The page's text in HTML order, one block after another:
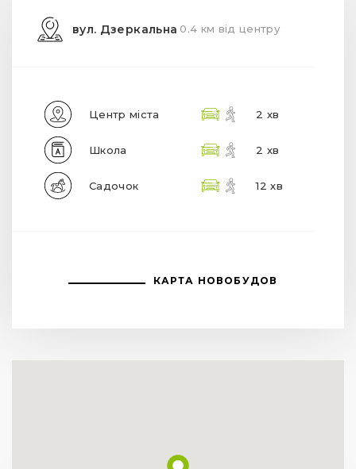
вул. Дзеркальна 0.4 км від центру
Центр міста 2 хв
Школа 2 хв
Садочок 12 хв
КАРТА НОВОБУДОВ